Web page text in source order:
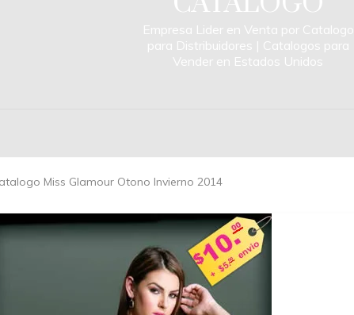
Empresa Lider en Venta por Catalogo
para Distribuidores | Catalogos para
Vender en Estados Unidos
Miss Glamour Otono Invierno 2014